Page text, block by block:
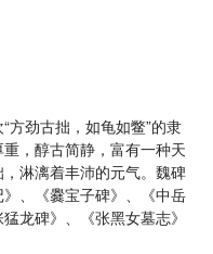
方劲古拙，如龟如鳖”的隶
，醇古简静，富有一种天
淋漓着丰沛的元气。魏碑
、《爨宝子碑》、《中岳
龙碑》、《张黑女墓志》